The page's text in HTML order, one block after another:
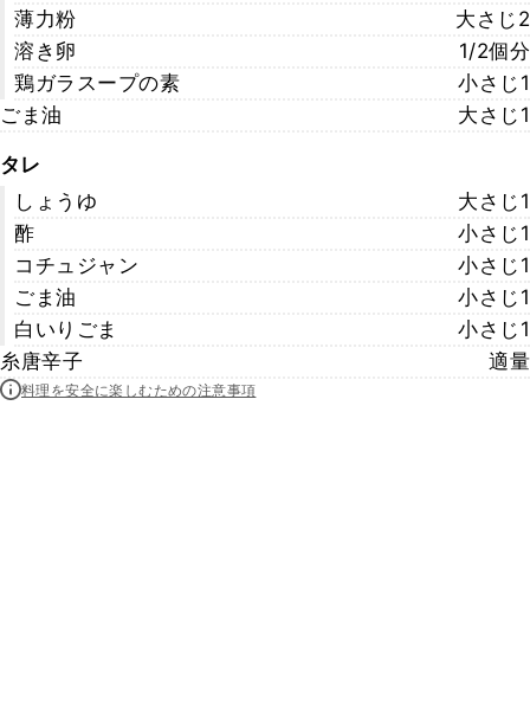
薄力粉
大さじ2
溶き卵
1/2個分
鶏ガラスープの素
小さじ1
ごま油
大さじ1
タレ
しょうゆ
大さじ1
酢
小さじ1
コチュジャン
小さじ1
ごま油
小さじ1
白いりごま
小さじ1
糸唐辛子
適量
料理を安全に楽しむための注意事項